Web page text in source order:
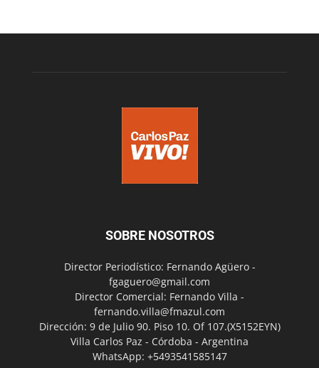
SOBRE NOSOTROS
Director Periodístico: Fernando Agüero -
fgaguero@gmail.com
Director Comercial: Fernando Villa -
fernando.villa@fmazul.com
Dirección: 9 de Julio 90. Piso 10. Of 107.(X5152EYN)
Villa Carlos Paz - Córdoba - Argentina
WhatsApp: +5493541585147